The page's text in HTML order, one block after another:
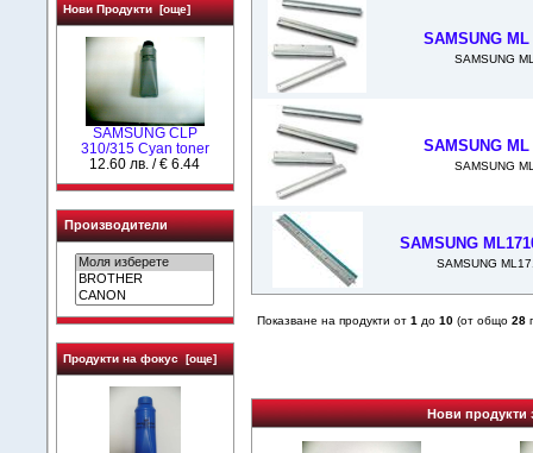
Нови Продукти [още]
SAMSUNG CLP
310/315 Cyan toner
12.60 лв. / € 6.44
Производители
Продукти на фокус [още]
SAMSUNG
SAMSUNG
SAMSUNG
SAMSUNG
SAMSUNG
SAMSUNG
Показване на продукти от 1 до 10(от общо 28
Нови продукти